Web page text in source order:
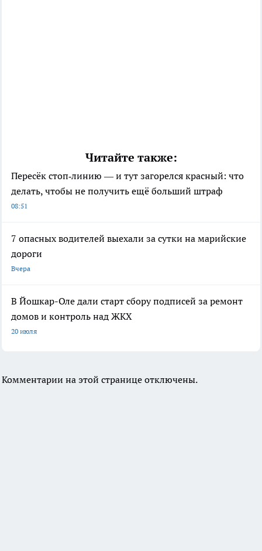
Читайте также:
Пересёк стоп‑линию — и тут загорелся красный: что
делать, чтобы не получить ещё больший штраф
08:51
7 опасных водителей выехали за сутки на марийские
дороги
Вчера
В Йошкар-Оле дали старт сбору подписей за ремонт
домов и контроль над ЖКХ
20 июля
Комментарии на этой странице отключены.